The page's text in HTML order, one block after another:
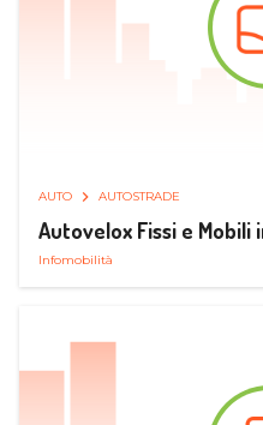
AUTO AUTOSTRADE
Autovelox Fissi e Mobili
Infomobilità